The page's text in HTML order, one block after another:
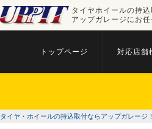
タイヤホイールの持込
アップガレージにお任
トップページ 対応店舗
タイヤ・ホイールの持込取付ならアップガレージ！